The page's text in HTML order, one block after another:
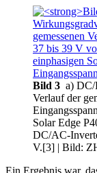
Bild 3 a) DC/
Verlauf der
Solar Edge
DC/AC-
V.[3] | Bild:
Ein Ergebnis war,